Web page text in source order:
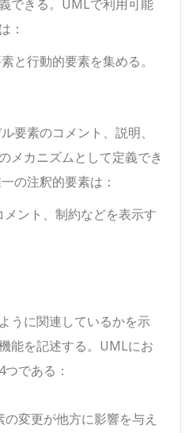
できる。UMLで利用可能
：
と行動的要素を集める。
要素のコメント、説明、
メカニズムとして定義でき
の注釈的要素は：
メント、制約などを表示す
うに関連しているかを示
能を記述する。UMLにお
である：
変更が他方に影響を与え